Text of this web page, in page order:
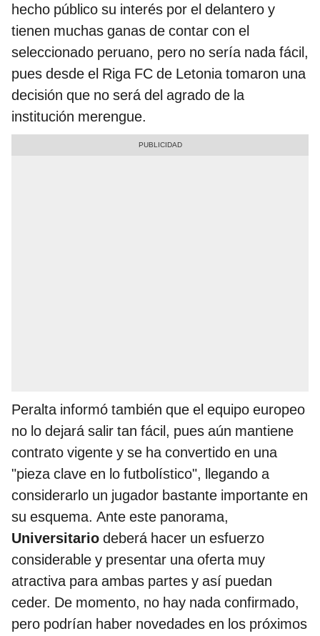
hecho público su interés por el delantero y
tienen muchas ganas de contar con el
seleccionado peruano, pero no sería nada fácil,
pues desde el Riga FC de Letonia tomaron una
decisión que no será del agrado de la
institución merengue.
Peralta informó también que el equipo europeo
no lo dejará salir tan fácil, pues aún mantiene
contrato vigente y se ha convertido en una
"pieza clave en lo futbolístico", llegando a
considerarlo un jugador bastante importante en
su esquema. Ante este panorama,
Universitario deberá hacer un esfuerzo
considerable y presentar una oferta muy
atractiva para ambas partes y así puedan
ceder. De momento, no hay nada confirmado,
pero podrían haber novedades en los próximos